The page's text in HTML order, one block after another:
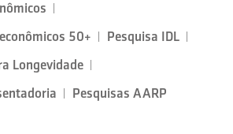
50+
Pesquisa IDL
Longevidade
Pesquisas AARP